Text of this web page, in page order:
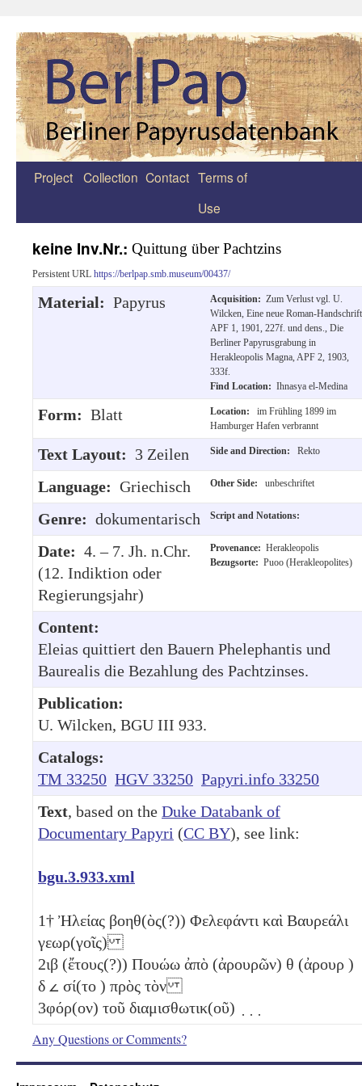
Zum
Project Collection Contact Terms of
Use
keine Inv.Nr.: Quittung über Pachtzins
Persistent URL https://berlpap.smb.museum/00437/
Material: Papyrus Acquisition: Zum Verlust vgl. U.
Wilcken, Eine neue Roman-
APF 1, 1901, 227f. und dens., Die
Berliner Papyrusgrabung in
Herakleopolis Magna, APF 2, 1903,
333f.
Find Location: Ihnasya el-Medina
Form: Blatt Location:
im Frühling 1899 im
Hamburger Hafen verbrannt
Text Layout: 3 Zeilen Side and Direction: Rekto
Language: Griechisch Other Side: unbeschriftet
Genre: dokumentarisch Script and Notations:
Date: 4. – 7. Jh. n.Chr.
(12. Indiktion oder
Regierungsjahr)
Provenance: Herakleopolis
Bezugsorte: Puoo (Herakleopolites)
Content:
Eleias quittiert den Bauern Phelephantis und
Baurealis die Bezahlung des Pachtzinses.
Publication:
U. Wilcken, BGU III 933.
Catalogs:
TM 33250 HGV 33250 Papyri.info 33250
Text, based on the Duke Databank of
Documentary Papyri (CC BY), see link:
bgu.3.933.xml
1† Ἠλείας βοηθ(ὸς(?)) Φελεφάντι καὶ Βαυρεάλι
γεωρ(γοῖς)
2ιβ (ἔτους(?)) Πουώω ἀπὸ (ἀρουρῶν) θ (ἀρουρ )
δ 𐅵 σί(το ) πρὸς τὸν
3φόρ(ον) τοῦ διαμισθωτικ(οῦ) ̣ ̣ ̣
Any Questions or Comments?